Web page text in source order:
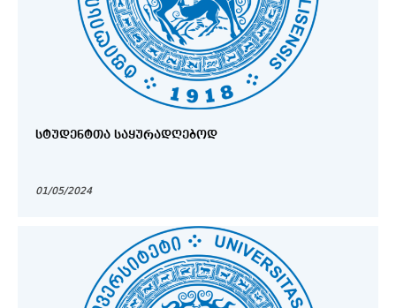
ᲡᲢᲣᲓᲔᲜᲢᲗᲐ ᲡᲐᲧᲣᲠᲐᲓᲦᲔᲑᲝᲓ
01/05/2024